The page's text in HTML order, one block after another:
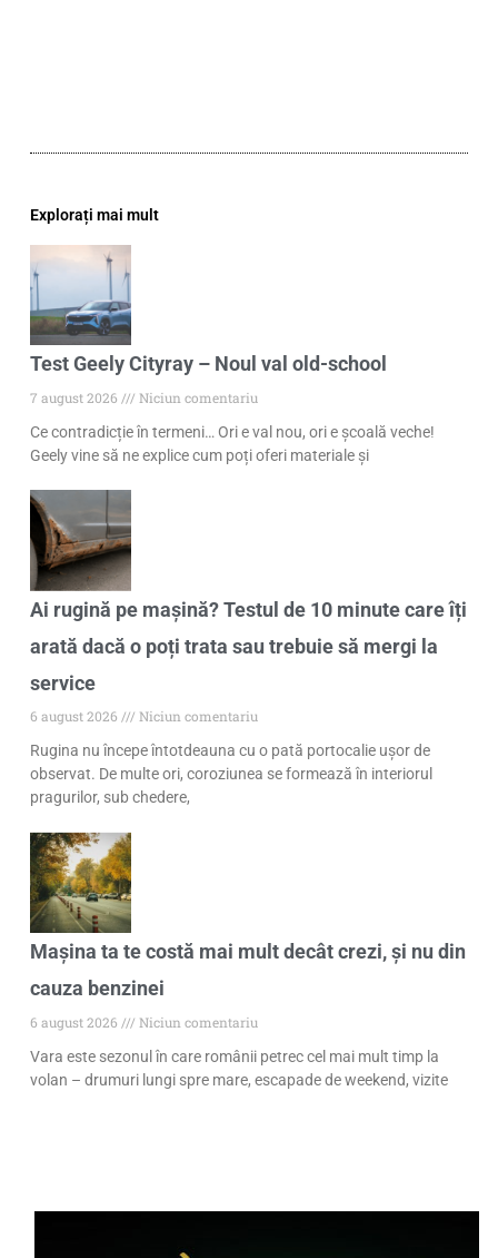
Explorați mai mult
Test Geely Cityray – Noul val old-school
7 august 2026
Niciun comentariu
Ce contradicție în termeni… Ori e val nou, ori e școală veche!
Geely vine să ne explice cum poți oferi materiale și
Ai rugină pe mașină? Testul de 10 minute care îți
arată dacă o poți trata sau trebuie să mergi la
service
6 august 2026
Niciun comentariu
Rugina nu începe întotdeauna cu o pată portocalie ușor de
observat. De multe ori, coroziunea se formează în interiorul
pragurilor, sub chedere,
Mașina ta te costă mai mult decât crezi, și nu din
cauza benzinei
6 august 2026
Niciun comentariu
Vara este sezonul în care românii petrec cel mai mult timp la
volan – drumuri lungi spre mare, escapade de weekend, vizite